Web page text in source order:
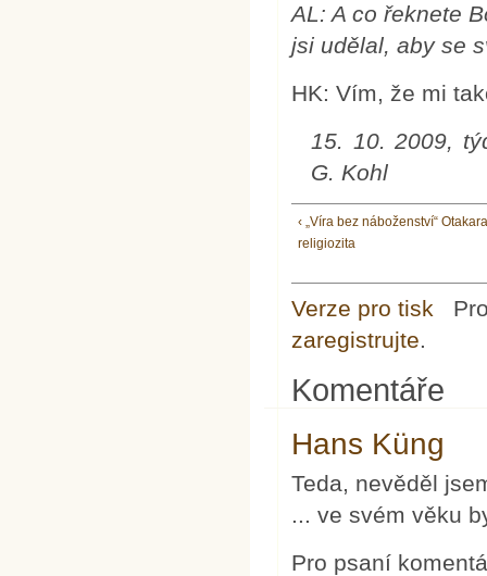
AL: A co řeknete
jsi udělal, aby se
HK: Vím, že mi
15. 10. 2009,
G. Kohl
‹ „Víra bez náboženství“
religiozita
Verze pro tisk
zaregistrujte.
Komentáře
Hans Küng
Teda, nevěděl
... ve svém věku
Pro psaní